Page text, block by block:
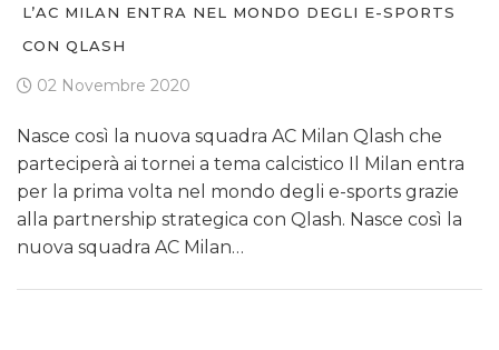
L’AC MILAN ENTRA NEL MONDO DEGLI E-SPORTS
CON QLASH
02 Novembre 2020
Nasce così la nuova squadra AC Milan Qlash che
parteciperà ai tornei a tema calcistico Il Milan entra
per la prima volta nel mondo degli e-sports grazie
alla partnership strategica con Qlash. Nasce così la
nuova squadra AC Milan…